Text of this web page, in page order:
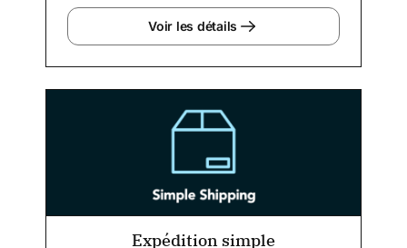
Voir les détails
Expédition simple